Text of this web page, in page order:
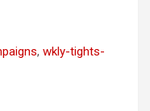
, wkly-tights-